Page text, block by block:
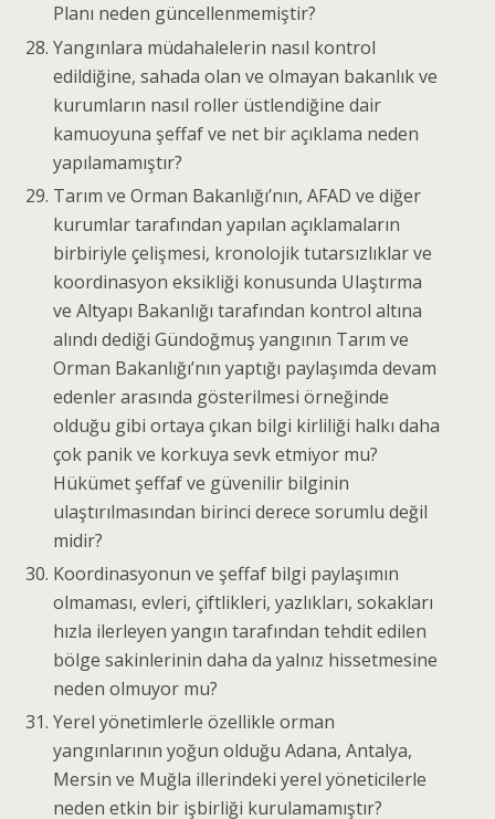
Planı neden güncellenmemiştir?
Yangınlara müdahalelerin nasıl kontrol
edildiğine, sahada olan ve olmayan bakanlık ve
kurumların nasıl roller üstlendiğine dair
kamuoyuna şeffaf ve net bir açıklama neden
yapılamamıştır?
Tarım ve Orman Bakanlığı’nın, AFAD ve diğer
kurumlar tarafından yapılan açıklamaların
birbiriyle çelişmesi, kronolojik tutarsızlıklar ve
koordinasyon eksikliği konusunda Ulaştırma
ve Altyapı Bakanlığı tarafından kontrol altına
alındı dediği Gündoğmuş yangının Tarım ve
Orman Bakanlığı’nın yaptığı paylaşımda devam
edenler arasında gösterilmesi örneğinde
olduğu gibi ortaya çıkan bilgi kirliliği halkı daha
çok panik ve korkuya sevk etmiyor mu?
Hükümet şeffaf ve güvenilir bilginin
ulaştırılmasından birinci derece sorumlu değil
midir?
Koordinasyonun ve şeffaf bilgi paylaşımın
olmaması, evleri, çiftlikleri, yazlıkları, sokakları
hızla ilerleyen yangın tarafından tehdit edilen
bölge sakinlerinin daha da yalnız hissetmesine
neden olmuyor mu?
Yerel yönetimlerle özellikle orman
yangınlarının yoğun olduğu Adana, Antalya,
Mersin ve Muğla illerindeki yerel yöneticilerle
neden etkin bir işbirliği kurulamamıştır?